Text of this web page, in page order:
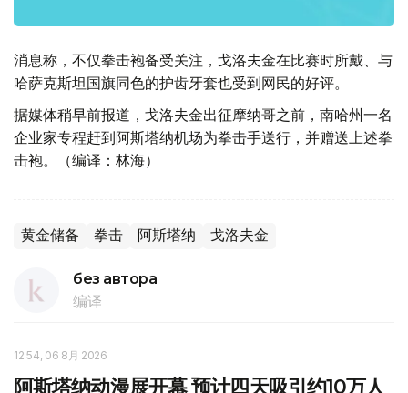
消息称，不仅拳击袍备受关注，戈洛夫金在比赛时所戴、与
哈萨克斯坦国旗同色的护齿牙套也受到网民的好评。
据媒体稍早前报道，戈洛夫金出征摩纳哥之前，南哈州一名
企业家专程赶到阿斯塔纳机场为拳击手送行，并赠送上述拳
击袍。（编译：林海）
黄金储备 拳击 阿斯塔纳 戈洛夫金
без автора
编译
12:54, 06 8月 2026
阿斯塔纳动漫展开幕 预计四天吸引约10万人